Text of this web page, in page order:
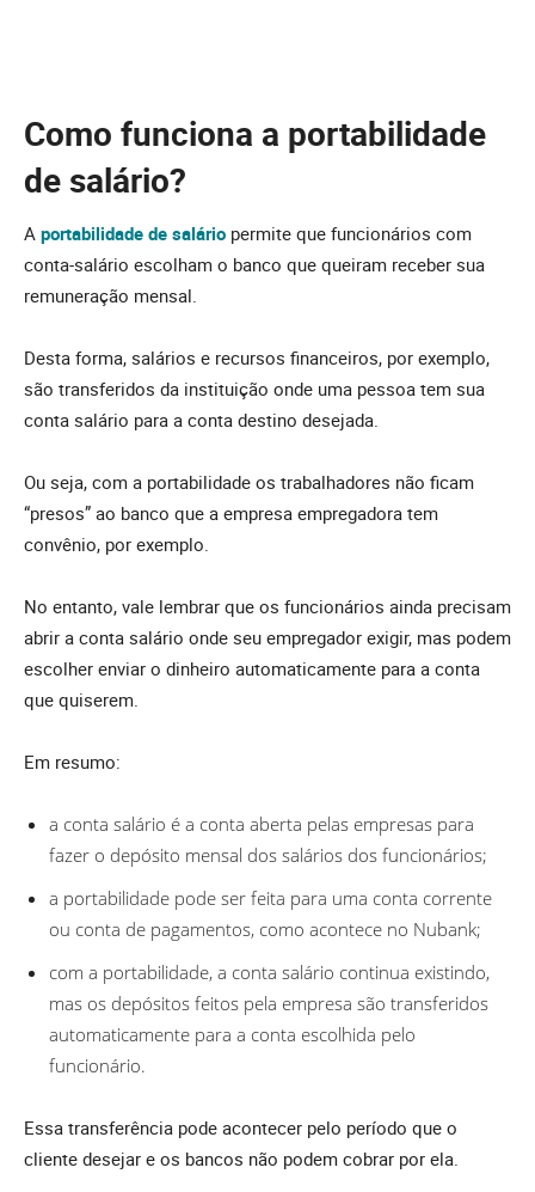
Como funciona a portabilidade
de salário?
A portabilidade de salário permite que funcionários com
conta-salário escolham o banco que queiram receber sua
remuneração mensal.
Desta forma, salários e recursos financeiros, por exemplo,
são transferidos da instituição onde uma pessoa tem sua
conta salário para a conta destino desejada.
Ou seja, com a portabilidade os trabalhadores não ficam
“presos” ao banco que a empresa empregadora tem
convênio, por exemplo.
No entanto, vale lembrar que os funcionários ainda precisam
abrir a conta salário onde seu empregador exigir, mas podem
escolher enviar o dinheiro automaticamente para a conta
que quiserem.
Em resumo:
a conta salário é a conta aberta pelas empresas para
fazer o depósito mensal dos salários dos funcionários;
a portabilidade pode ser feita para uma conta corrente
ou conta de pagamentos, como acontece no Nubank;
com a portabilidade, a conta salário continua existindo,
mas os depósitos feitos pela empresa são transferidos
automaticamente para a conta escolhida pelo
funcionário.
Essa transferência pode acontecer pelo período que o
cliente desejar e os bancos não podem cobrar por ela.